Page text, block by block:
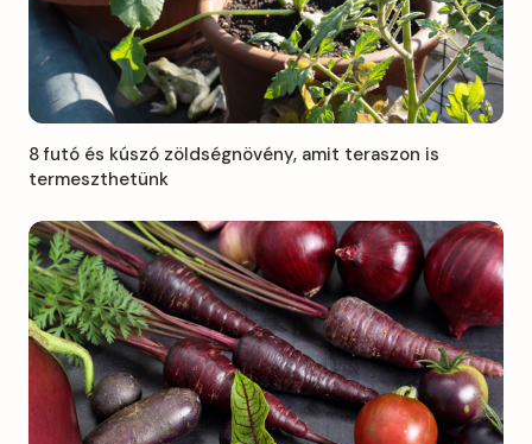
8 futó és kúszó zöldségnövény, amit teraszon is
termeszthetünk